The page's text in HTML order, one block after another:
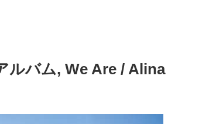
ルバム, We Are / Alina